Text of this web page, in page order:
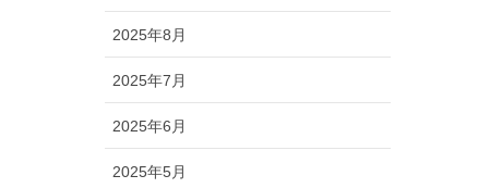
2025年8月
2025年7月
2025年6月
2025年5月